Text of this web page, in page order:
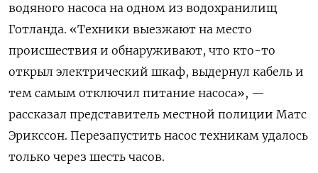
водяного насоса на одном из водохранилищ
Готланда. «Техники выезжают на место
происшествия и обнаруживают, что кто-то
открыл электрический шкаф, выдернул кабель и
тем самым отключил питание насоса», —
рассказал представитель местной полиции Матс
Эрикссон. Перезапустить насос техникам удалось
только через шесть часов.